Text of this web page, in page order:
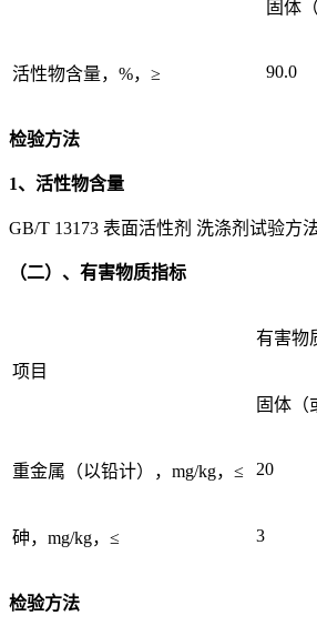
固体
活性物含量，%，≥ 90.0
检验方法
1、活性物含量
GB/T 13173 表面活性剂 洗涤剂试验方
（二）、有害物质指标
项目
有害物
固体（
重金属（以铅计），mg/kg，≤ 20
砷，mg/kg，≤ 3
检验方法